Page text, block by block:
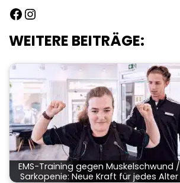
Facebook
Instagram
WEITERE BEITRÄGE:
EMS-Training gegen Muskelschwund /
Sarkopenie: Neue Kraft für jedes Alter